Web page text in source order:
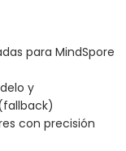
para MindSpore
y
con precisión